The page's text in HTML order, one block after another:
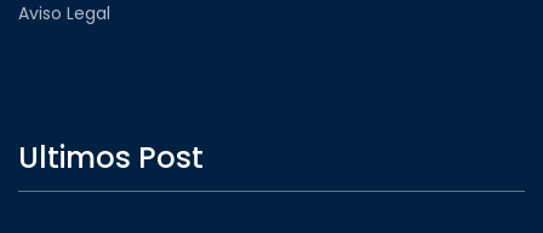
Aviso Legal
Ultimos Post